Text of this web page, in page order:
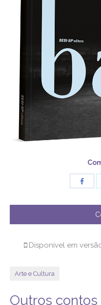
Share
Disponível em
Arte e Cultura
Outros